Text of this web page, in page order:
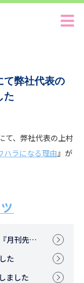
て弊社代表の
た
て、弊社代表の上村
ハラになる理由』が
掲載されました
た
ました